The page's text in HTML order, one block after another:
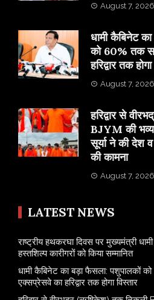
August 7, 2026
​धामी कैबिनेट
को 60% तक
हरिद्वार तक
August 7, 2026
​हरिद्वार से
BJYM की भव्य
सूर्या ने की देश
की कामना
August 7, 2026
LATEST NEWS
राष्ट्रीय हथकरघा दिवस पर मुख्यमंत्री
हस्तशिल्प कारीगरों को किया सम्मानित
​धामी कैबिनेट का बड़ा फैसला: पशुपालकों
एक्सप्रेसवे का हरिद्वार तक होगा विस्तार